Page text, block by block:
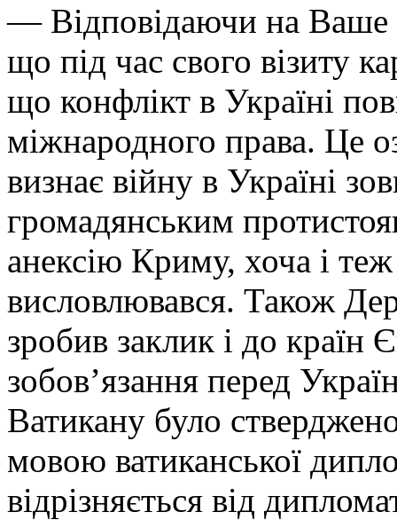
— Відповідаючи на Ваше
що під час свого візиту
що конфлікт в Україні
міжнародного права. Це
визнає війну в Україні
громадянським
анексію Криму, хоча і
висловлювався. Також
зробив заклик і до країн
зобов’язання перед
Ватикану було
мовою ватиканської
відрізняється від